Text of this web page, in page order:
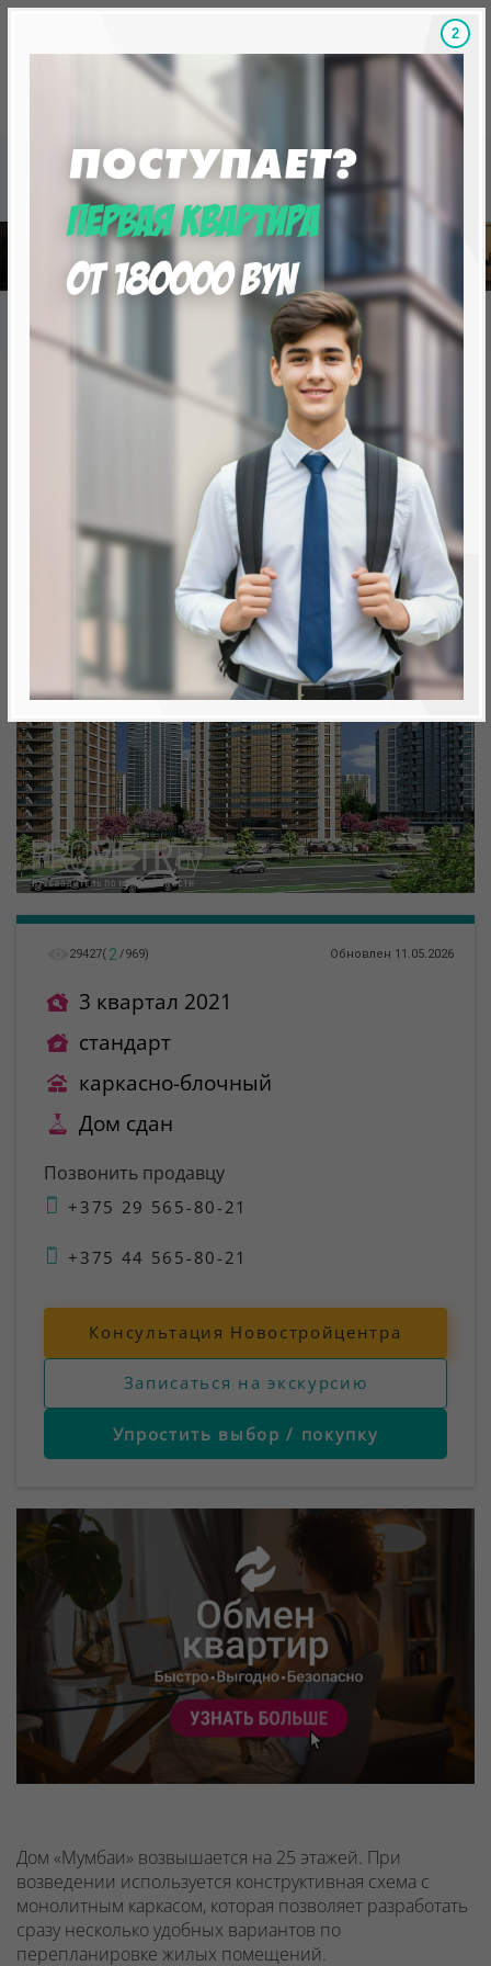
Скидки на новостройки, бонусы
«Минск Мир»
25.9 "Мумбаи", квартал "Азия"
25.9 "Мумбаи", квартал "Азия"
Минск, Октябрьский, ул. Брилевская
метро «Ковальская Слобода», 566 м
29427( 2 /969) Обновлен 11.05.2026
3 квартал 2021
стандарт
каркасно-блочный
Дом сдан
Позвонить продавцу
+375 29 565-80-21
+375 44 565-80-21
Консультация Новостройцентра
Записаться на экскурсию
Упростить выбор / покупку
Дом «Мумбаи» возвышается на 25 этажей. При
возведении используется конструктивная схема с
монолитным каркасом, которая позволяет разработать
сразу несколько удобных вариантов по
перепланировке жилых помещений.
1